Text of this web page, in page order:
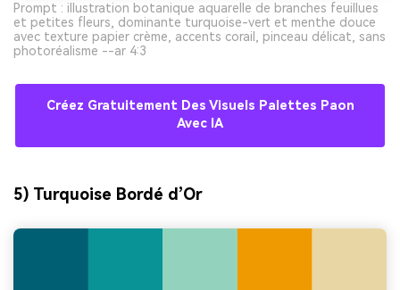
Prompt : illustration botanique aquarelle de branches feuillues
et petites fleurs, dominante turquoise-vert et menthe douce
avec texture papier crème, accents corail, pinceau délicat, sans
photoréalisme --ar 4:3
Créez Gratuitement Des Visuels Palettes Paon
Avec IA
5) Turquoise Bordé d’Or